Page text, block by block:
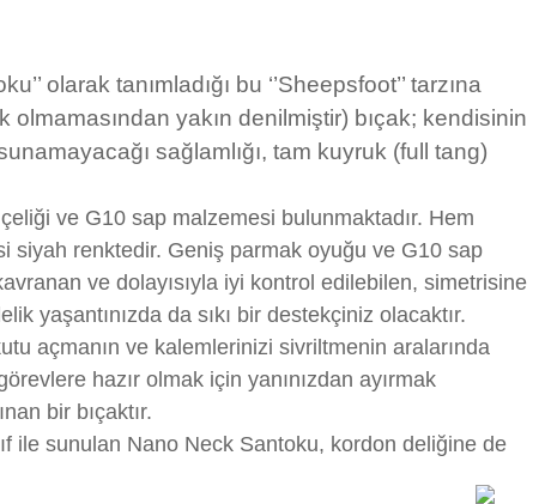
olarak tanımladığı bu ‘’Sheepsfoot’’ tarzına
olmamasından yakın denilmiştir) bıçak; kendisinin
sağlamlığı, tam kuyruk (full tang)
çeliği ve G10 sap malzemesi bulunmaktadır. Hem
siyah renktedir. Geniş parmak oyuğu ve G10 sap
ve dolayısıyla iyi kontrol edilebilen, simetrisine
yaşantınızda da sıkı bir destekçiniz olacaktır.
açmanın ve kalemlerinizi sivriltmenin aralarında
hazır olmak için yanınızdan ayırmak
bir bıçaktır.
ile sunulan Nano Neck Santoku, kordon deliğine de